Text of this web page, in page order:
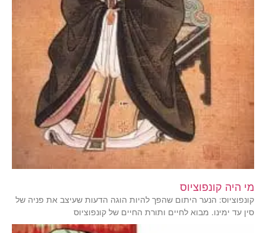
מי היה קונפוציוס
קונפוציוס: הנער היתום שהפך להיות הוגה הדעות שעיצב את פניה של
סין עד ימינו. מבוא לחיים ותורת החיים של קונפוציוס